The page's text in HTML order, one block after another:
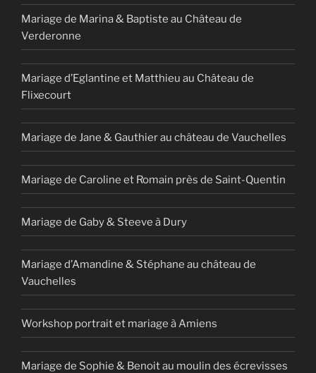
Mariage de Marina & Baptiste au Château de
Verderonne
Mariage d’Eglantine et Matthieu au Château de
Flixecourt
Mariage de Jane & Gauthier au château de Vauchelles
Mariage de Caroline et Romain près de Saint-Quentin
Mariage de Gaby & Steeve à Dury
Mariage d’Amandine & Stéphane au château de
Vauchelles
Workshop portrait et mariage à Amiens
Mariage de Sophie & Benoit au moulin des écrevisses